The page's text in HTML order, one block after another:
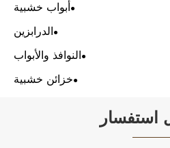
أبواب خشبية
الدرابزين
النوافذ والأبواب
خزائن خشبية